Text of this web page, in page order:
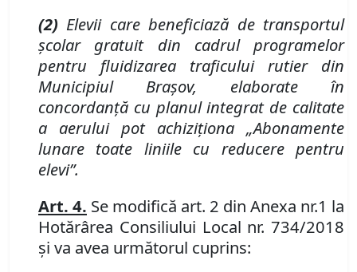
(2) Elevii care beneficiază de transportul
școlargratuit din cadrul programelor
pentru fluidizarea traficului rutier din
Municipiul Braşov, elaborate în
concordanţă cu planul integrat de calitate
a aerului pot achiziţiona „Abonamente
lunare toate liniile cu reducere pentru
elevi”.
Art. 4. Se modifică art. 2 din Anexa nr.1 la
Hotărârea Consiliului Local nr. 734/2018
şi va avea următorul cuprins: